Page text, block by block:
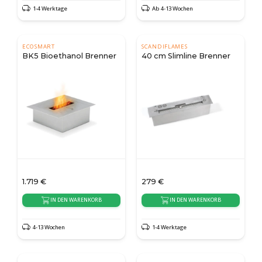
1-4 Werktage Ab 4-13 Wochen
ECOSMART
BK5 Bioethanol Brenner
1.719 €
IN DEN WARENKORB
4-13 Wochen
SCANDIFLAMES
40 cm Slimline Brenner
279 €
IN DEN WARENKORB
1-4 Werktage